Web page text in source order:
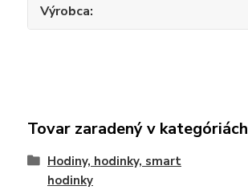
Výrobca
Tovar zaradený v kategóriách
Hodiny, hodinky, smart
hodinky